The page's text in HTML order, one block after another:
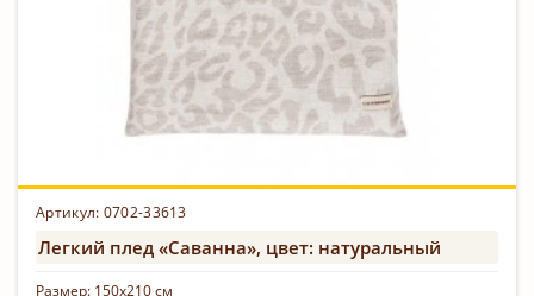
Артикул: 0702-33613
Легкий плед «Саванна», цвет: натуральный
Размер: 150х210 см